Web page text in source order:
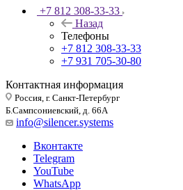
+7 812 308-33-33
Назад
Телефоны
+7 812 308-33-33
+7 931 705-30-80
Контактная информация
Россия, г. Санкт-Петербург
Б.Сампсониевский, д. 66А
info@silencer.systems
Вконтакте
Telegram
YouTube
WhatsApp